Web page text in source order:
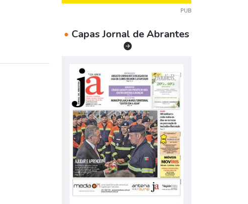
PUB
• Capas Jornal de Abrantes